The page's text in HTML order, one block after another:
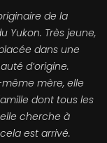
de la
Yukon. Très jeune,
dans une
d’origine.
mère, elle
dont tous les
cherche à
est arrivé.